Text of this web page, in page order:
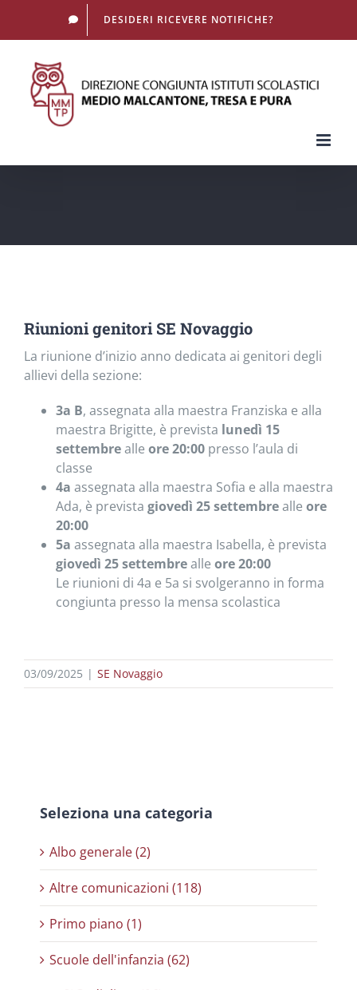
DESIDERI RICEVERE NOTIFICHE?
Riunioni genitori SE Novaggio
La riunione d’inizio anno dedicata ai genitori degli
allievi della sezione:
3a B, assegnata alla maestra Franziska e alla
maestra Brigitte, è prevista lunedì 15
settembrealle ore 20:00 presso l’aula di
classe
4a assegnata alla maestra Sofia e alla maestra
Ada, è prevista giovedì 25 settembrealle ore
20:00
5a assegnata alla maestra Isabella, è prevista
giovedì 25 settembrealle ore 20:00
Le riunioni di 4a e 5a si svolgeranno in forma
congiunta presso la mensa scolastica
03/09/2025 | SE Novaggio
Seleziona una categoria
Albo generale (2)
Altre comunicazioni (118)
Primo piano (1)
Scuole dell'infanzia (62)